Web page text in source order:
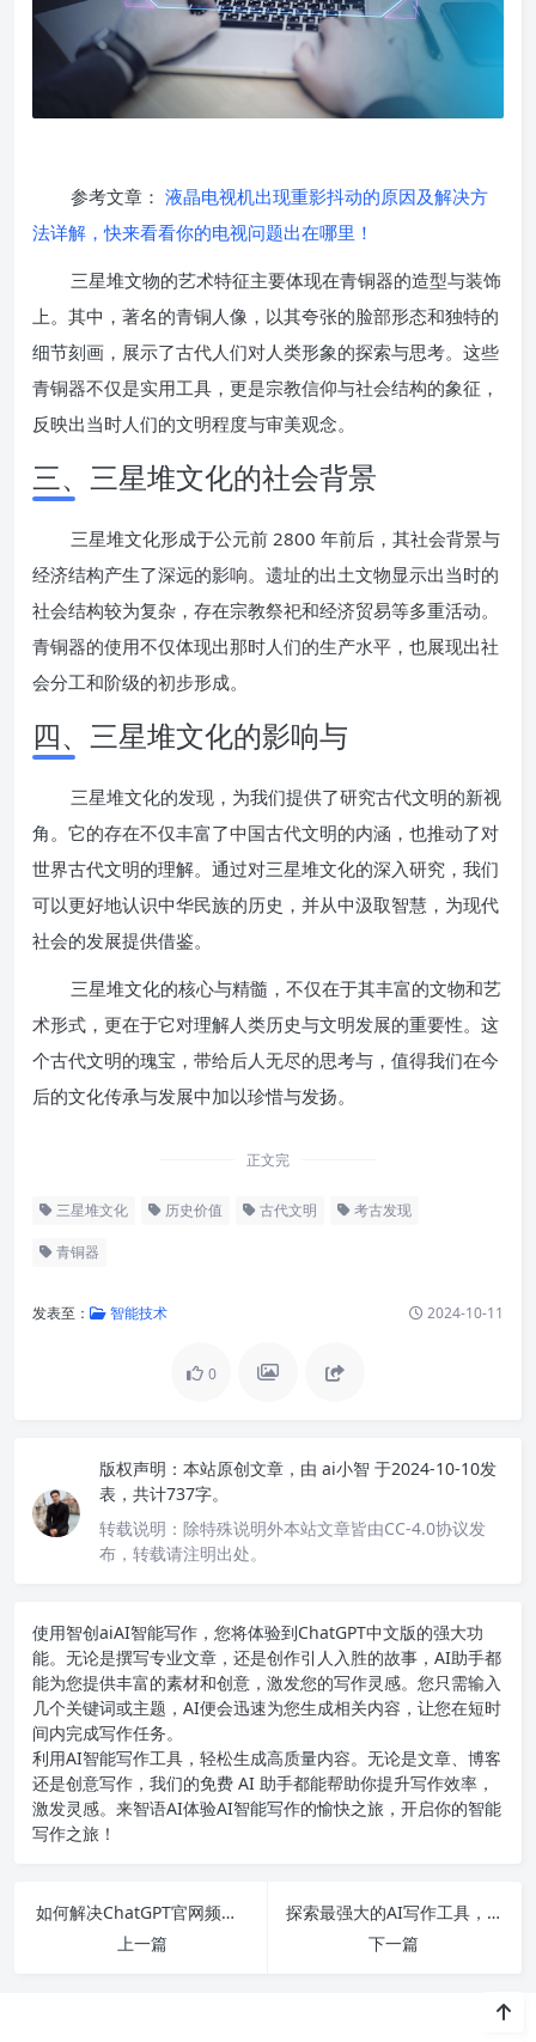
参考文章： 液晶电视机出现重影抖动的原因及解决方
法详解，快来看看你的电视问题出在哪里！
三星堆文物的艺术特征主要体现在青铜器的造型与装饰
上。其中，著名的青铜人像，以其夸张的脸部形态和独特的
细节刻画，展示了古代人们对人类形象的探索与思考。这些
青铜器不仅是实用工具，更是宗教信仰与社会结构的象征，
反映出当时人们的文明程度与审美观念。
三、三星堆文化的社会背景
三星堆文化形成于公元前 2800 年前后，其社会背景与
经济结构产生了深远的影响。遗址的出土文物显示出当时的
社会结构较为复杂，存在宗教祭祀和经济贸易等多重活动。
青铜器的使用不仅体现出那时人们的生产水平，也展现出社
会分工和阶级的初步形成。
四、三星堆文化的影响与
三星堆文化的发现，为我们提供了研究古代文明的新视
角。它的存在不仅丰富了中国古代文明的内涵，也推动了对
世界古代文明的理解。通过对三星堆文化的深入研究，我们
可以更好地认识中华民族的历史，并从中汲取智慧，为现代
社会的发展提供借鉴。
三星堆文化的核心与精髓，不仅在于其丰富的文物和艺
术形式，更在于它对理解人类历史与文明发展的重要性。这
个古代文明的瑰宝，带给后人无尽的思考与，值得我们在今
后的文化传承与发展中加以珍惜与发扬。
正文完
三星堆文化 历史价值 古代文明 考古发现
青铜器
发表至： 智能技术 2024-10-11
0
版权声明： 本站原创文章，由 ai小智 于2024-10-10发
表，共计737字。
转载说明： 除特殊说明外本站文章皆由CC-4.0协议发
布，转载请注明出处。
使用智创aiAI智能写作 ，您将体验到ChatGPT中文版的强大功
能。无论是撰写专业文章，还是创作引人入胜的故事，AI助手都
能为您提供丰富的素材和创意，激发您的写作灵感。您只需输入
几个关键词或主题，AI便会迅速为您生成相关内容，让您在短时
间内完成写作任务。
利用AI智能写作工具，轻松生成高质量内容。无论是文章、博客
还是创意写作，我们的免费 AI 助手都能帮助你提升写作效率，
激发灵感。来智语AI体验AI智能写作的愉快之旅，开启你的智能
写作之旅！
如何解决ChatGPT官网频繁崩溃的问题并顺利访问？
上一篇
探索最强大的AI写作工具，助你轻松创作小说、诗歌和公文，让写作变得如此简单！
下一篇